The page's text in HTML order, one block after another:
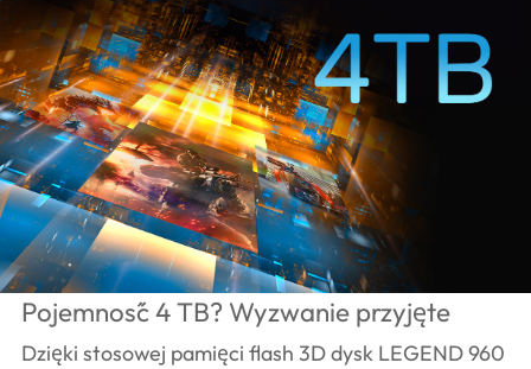
Pojemność 4 TB? Wyzwanie przyjęte
Dzięki stosowej pamięci flash 3D dysk LEGEND 960